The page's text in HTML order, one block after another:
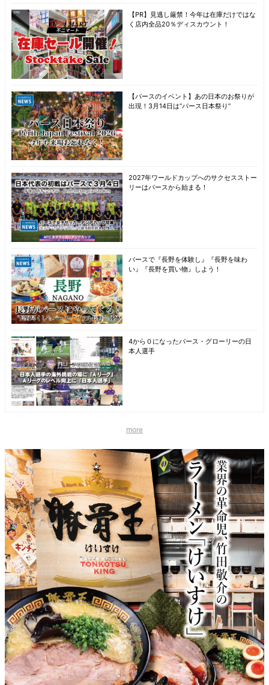
【PR】見逃し厳禁！今年は在庫だけではな
く店内全品20％ディスカウント！
【パースのイベント】あの日本のお祭りが
出現！3月14日は“パース日本祭り”
2027年ワールドカップへのサクセスストー
リーはパースから始まる！
パースで『長野を体験し』『長野を味わ
い』『長野を買い物』しよう！
4から０になったパース・グローリーの日
本人選手
more